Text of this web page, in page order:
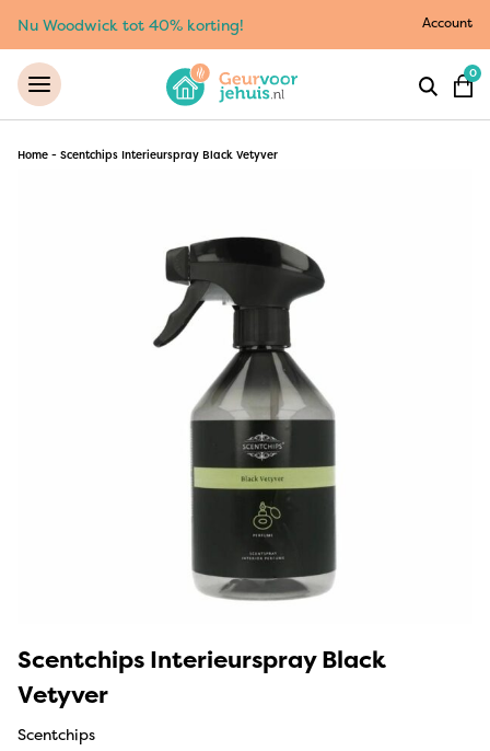
Nu Woodwick tot 40% korting! Account
0
Home - Scentchips Interieurspray Black Vetyver
Scentchips Interieurspray Black
Vetyver
Scentchips